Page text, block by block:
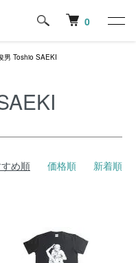
0
男 Toshio SAEKI
め順 価格順 新着順